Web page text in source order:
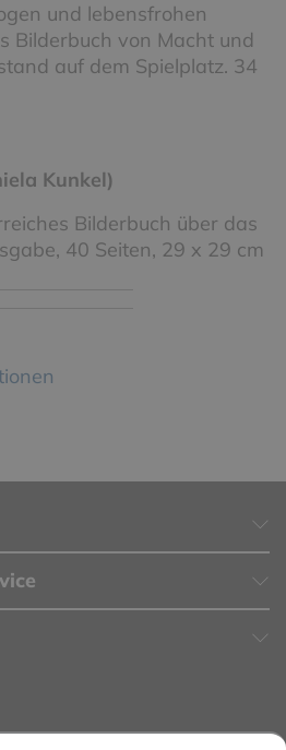
und lebensfrohen
Bilderbuch von Macht und
auf dem Spielplatz. 34
Kunkel)
Bilderbuch über das
40 Seiten, 29 x 29 cm